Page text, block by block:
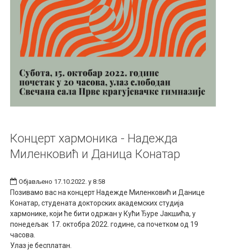
Концерт хармоника - Надежда
Миленковић и Даница Конатар
Објављено 17.10.2022. у 8:58
Позивамо вас на концерт Надежде Миленковић и Данице
Конатар, студената докторских академских студија
хармонике, који ће бити одржан у Кући Ђуре Јакшића, у
понедељак 17. октобра 2022. године, са почетком од 19
часова.
Улаз је бесплатан.